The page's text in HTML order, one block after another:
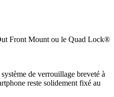
Front Mount ou le Quad Lock®
de verrouillage breveté à
reste solidement fixé au